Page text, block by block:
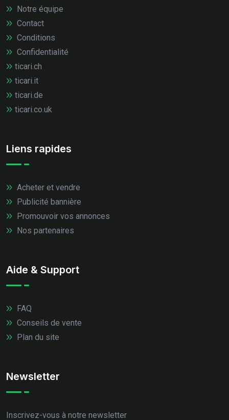
Notre équipe
Contact
Conditions
Confidentialité
ticari.ch
ticari.it
ticari.de
ticari.co.uk
Liens rapides
Acheter et vendre
Publicité bannière
Promouvoir vos annonces
Nos partenaires
Aide & Support
FAQ
Conseils de vente
Plan du site
Newsletter
Inscrivez-vous à notre newsletter